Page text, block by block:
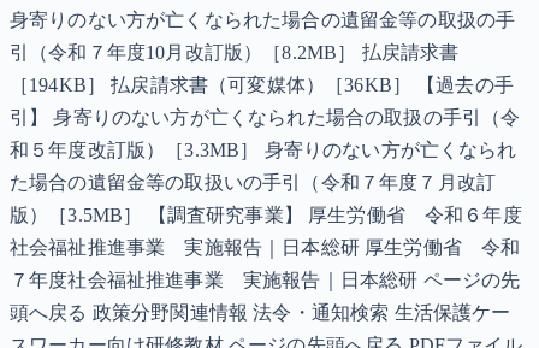
身寄りのない方が亡くなられた場合の遺留金等の取扱の手
引（令和７年度10月改訂版）［8.2MB］ 払戻請求書
［194KB］ 払戻請求書（可変媒体）［36KB］ 【過去の手
引】 身寄りのない方が亡くなられた場合の取扱の手引（令
和５年度改訂版）［3.3MB］ 身寄りのない方が亡くなられ
た場合の遺留金等の取扱いの手引（令和７年度７月改訂
版）［3.5MB］ 【調査研究事業】 厚生労働省 令和６年度
社会福祉推進事業 実施報告｜日本総研 厚生労働省 令和
７年度社会福祉推進事業 実施報告｜日本総研 ページの先
頭へ戻る 政策分野関連情報 法令・通知検索 生活保護ケー